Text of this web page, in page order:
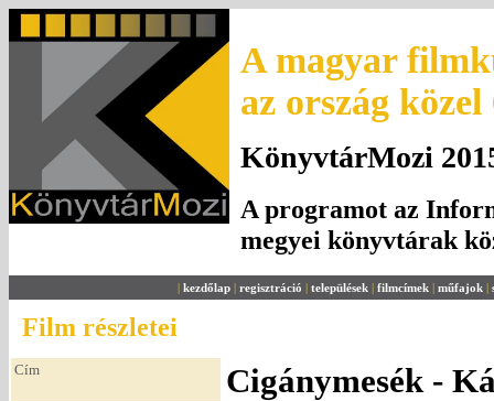
A magyar
az ország
KönyvtárMozi
A programot az
megyei könyvtárak
| kezdőlap | regisztráció | települések | filmcímek | műfajok |
Film részletei
Cím Cigánymesék -